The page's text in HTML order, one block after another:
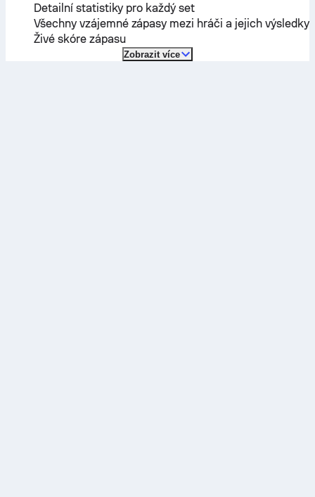
Detailní statistiky pro každý set
Všechny vzájemné zápasy mezi hráči a jejich výsledky
Živé skóre zápasu
Zobrazit více